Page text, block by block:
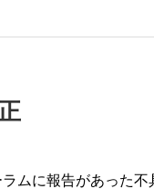
ムに報告があった不